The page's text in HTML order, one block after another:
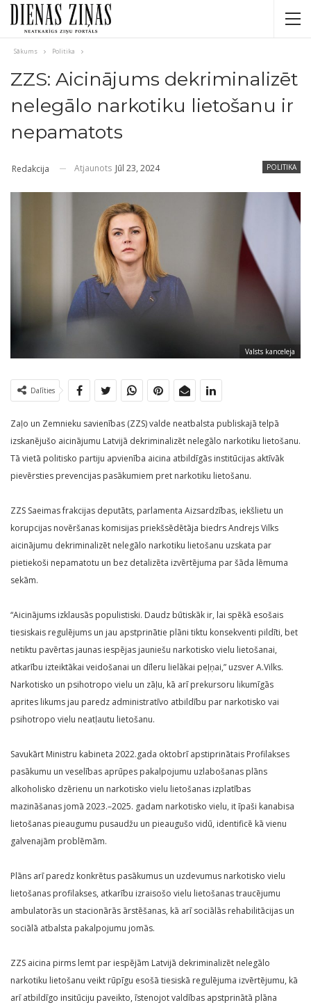
Sākums Politika
ZZS: Aicinājums dekriminalizēt
nelegālo narkotiku lietošanu ir
nepamatots
POLITIKA
Redakcija Atjaunots Jūl 23, 2024
Valsts kanceleja
Dalīties
Zaļo un Zemnieku savienības (ZZS) valde neatbalsta publiskajā telpā
izskanējušo aicinājumu Latvijā dekriminalizēt nelegālo narkotiku lietošanu.
Tā vietā politisko partiju apvienība aicina atbildīgās institūcijas aktīvāk
pievērsties prevencijas pasākumiem pret narkotiku lietošanu.
ZZS Saeimas frakcijas deputāts, parlamenta Aizsardzības, iekšlietu un
korupcijas novēršanas komisijas priekšsēdētāja biedrs Andrejs Vilks
aicinājumu dekriminalizēt nelegālo narkotiku lietošanu uzskata par
pietiekoši nepamatotu un bez detalizēta izvērtējuma par šāda lēmuma
sekām.
“Aicinājums izklausās populistiski. Daudz būtiskāk ir, lai spēkā esošais
tiesiskais regulējums un jau apstprinātie plāni tiktu konsekventi pildīti, bet
netiktu pavērtas jaunas iespējas jauniešu narkotisko vielu lietošanai,
atkarību izteiktākai veidošanai un dīleru lielākai peļņai,” uzsver A.Vilks.
Narkotisko un psihotropo vielu un zāļu, kā arī prekursoru likumīgās
aprites likums jau paredz administratīvo atbildību par narkotisko vai
psihotropo vielu neatļautu lietošanu.
Savukārt Ministru kabineta 2022.gada oktobrī apstiprinātais Profilakses
pasākumu un veselības aprūpes pakalpojumu uzlabošanas plāns
alkoholisko dzērienu un narkotisko vielu lietošanas izplatības
mazināšanas jomā 2023.–2025. gadam narkotisko vielu, it īpaši kanabisa
lietošanas pieaugumu pusaudžu un pieaugušo vidū, identificē kā vienu
galvenajām problēmām.
Plāns arī paredz konkrētus pasākumus un uzdevumus narkotisko vielu
lietošanas profilakses, atkarību izraisošo vielu lietošanas traucējumu
ambulatorās un stacionārās ārstēšanas, kā arī sociālās rehabilitācijas un
sociālā atbalsta pakalpojumu jomās.
ZZS aicina pirms lemt par iespējām Latvijā dekriminalizēt nelegālo
narkotiku lietošanu veikt rūpīgu esošā tiesiskā regulējuma izvērtējumu, kā
arī atbildīgo insitūciju paveikto, īstenojot valdības apstprinātā plāna